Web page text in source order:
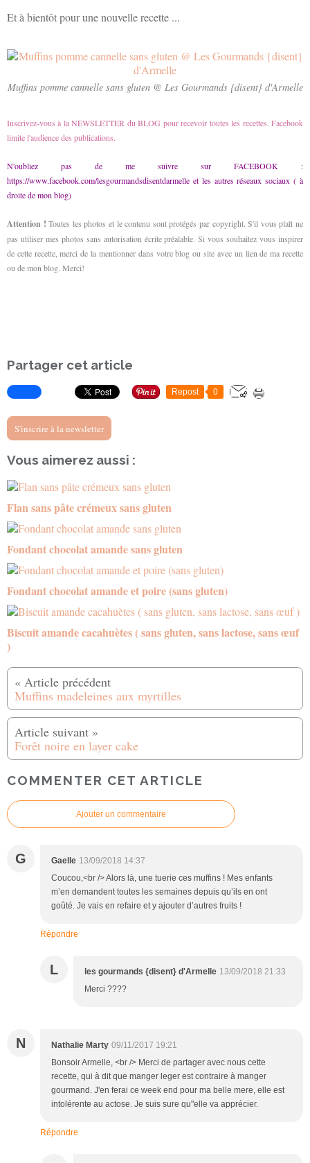
Et à bientôt pour une nouvelle recette ...
Muffins pomme cannelle sans gluten @ Les Gourmands {disent} d'Armelle
Inscrivez-vous à la NEWSLETTER du BLOG pour recevoir toutes les recettes. Facebook
limite l'audience des publications.
N'oubliez pas de me suivre sur FACEBOOK :
https://www.facebook.com/lesgourmandsdisentdarmelle et les autres réseaux sociaux ( à
droite de mon blog)
Attention !Toutes les photos et le contenu sont protégés par copyright. S'il vous plaît ne
pas utiliser mes photos sans autorisation écrite préalable. Si vous souhaitez vous inspirer
de cette recette, merci de la mentionner dans votre blog ou site avec un lien de ma recette
ou de mon blog. Merci!
Partager cet article
Repost 0
S'inscrire à la newsletter
Vous aimerez aussi :
Flan sans pâte crémeux sans gluten
Fondant chocolat amande sans gluten
Fondant chocolat amande et poire (sans gluten)
Biscuit amande cacahuètes ( sans gluten, sans lactose, sans œuf
)
Muffins madeleines aux myrtilles
Forêt noire en layer cake
COMMENTER CET ARTICLE
Ajouter un commentaire
G Gaelle 13/09/2018 14:37
Coucou,<br /> Alors là, une tuerie ces muffins ! Mes enfants
m’en demandent toutes les semaines depuis qu’ils en ont
goûté. Je vais en refaire et y ajouter d’autres fruits !
Répondre
L les gourmands {disent} d'Armelle 13/09/2018 21:33
Merci ????
N Nathalie Marty 09/11/2017 19:21
Bonsoir Armelle, <br /> Merci de partager avec nous cette
recette, qui à dit que manger leger est contraire à manger
gourmand. J'en ferai ce week end pour ma belle mere, elle est
intolérente au actose. Je suis sure qu"elle va apprécier.
Répondre